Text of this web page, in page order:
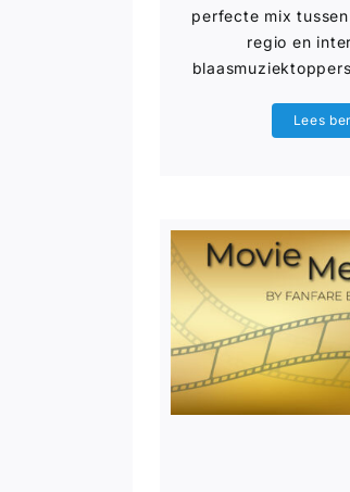
perfecte mix
regio en
Lees